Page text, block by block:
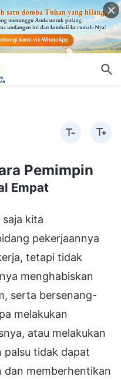
Pemimpin
Empat
kita
pekerjaannya
tetapi tidak
menghabiskan
serta bersenang-
melakukan
atau melakukan
palsu tidak dapat
dan memberhentikan